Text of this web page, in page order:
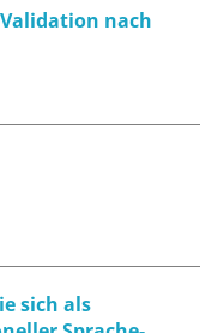
nach
sich als